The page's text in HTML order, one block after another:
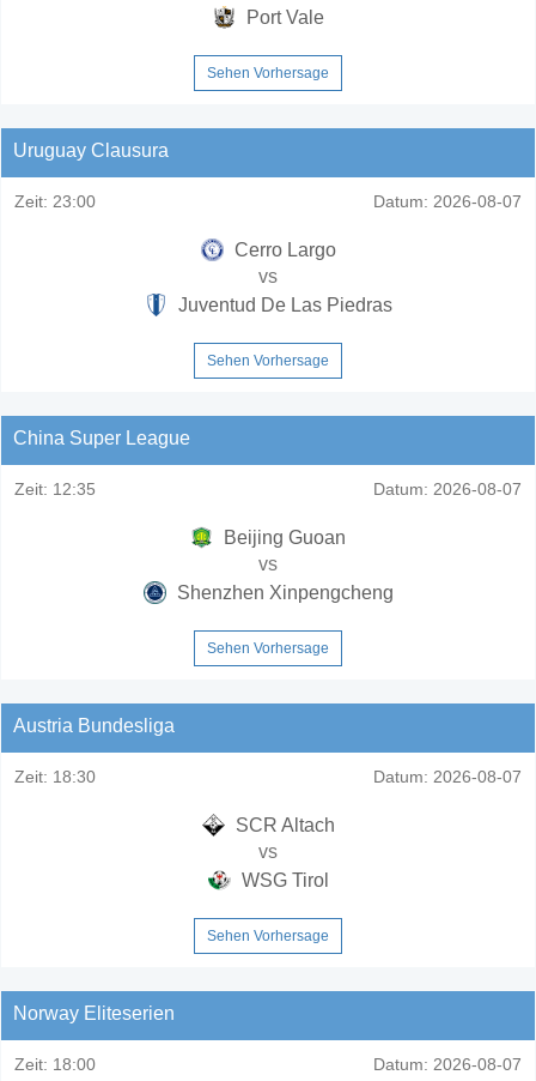
Port Vale
Sehen Vorhersage
Uruguay Clausura
Zeit: 23:00 Datum: 2026-08-07
Cerro Largo
vs
Juventud De Las Piedras
Sehen Vorhersage
China Super League
Zeit: 12:35 Datum: 2026-08-07
Beijing Guoan
vs
Shenzhen Xinpengcheng
Sehen Vorhersage
Austria Bundesliga
Zeit: 18:30 Datum: 2026-08-07
SCR Altach
vs
WSG Tirol
Sehen Vorhersage
Norway Eliteserien
Zeit: 18:00 Datum: 2026-08-07